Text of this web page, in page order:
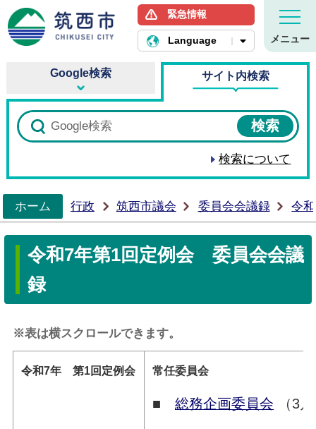
筑西市ホームページ
緊急情報
Language メニュー
Google検索 サイト内検索
検索について
ホーム
行政 筑西市議会 委員会会議録 令
令和7年第1回定例会 委員会会議
録
※表は横スクロールできます。
令和7年 第1回定例会 常任委員会
■総務企画委員会 （3